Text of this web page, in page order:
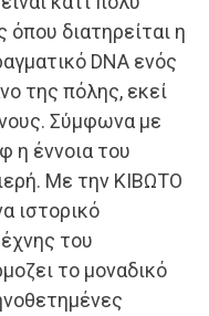
διατηρείται η
DNA ενός
της πόλης, εκεί
Σύμφωνα με
η έννοια του
Με την ΚΙΒΩΤΟ
ιστορικό
του
το μοναδικό